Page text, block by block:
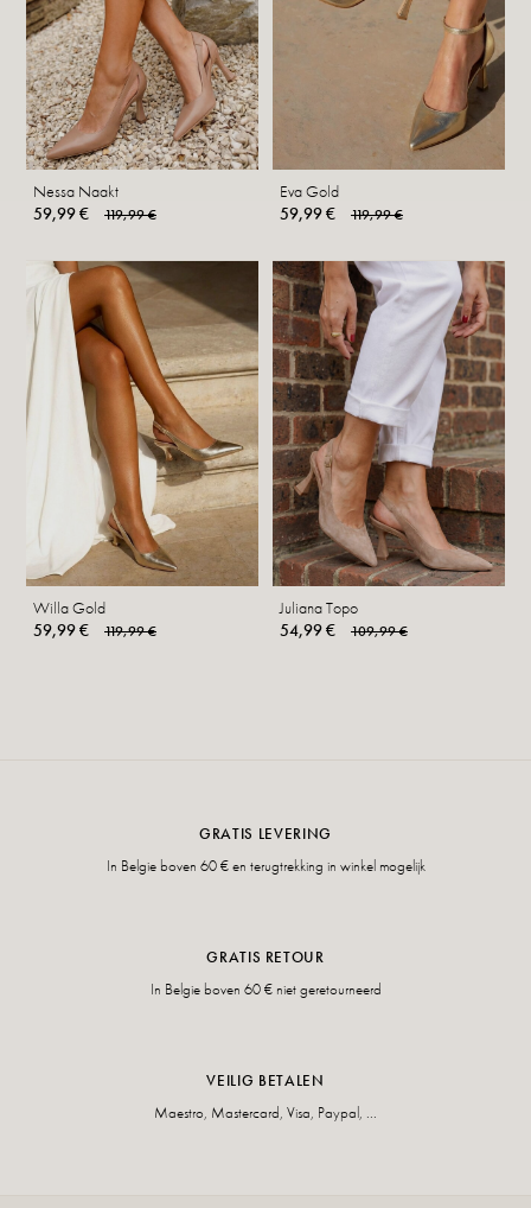
Nessa Naakt
59,99 €
119,99 €
Eva Gold
59,99 €
119,99 €
Willa Gold
59,99 €
119,99 €
Juliana Topo
54,99 €
109,99 €
GRATIS LEVERING
In Belgie boven 60 € en terugtrekking in winkel mogelijk
GRATIS RETOUR
In Belgie boven 60 € niet geretourneerd
VEILIG BETALEN
Maestro, Mastercard, Visa, Paypal, ...